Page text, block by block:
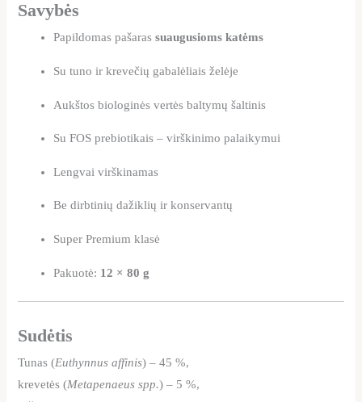
Savybės
Papildomas pašarassuaugusioms katėms
Su tuno ir krevečių gabalėliais želėje
Aukštos biologinės vertės baltymų šaltinis
Su FOS prebiotikais – virškinimo palaikymui
Lengvai virškinamas
Be dirbtinių dažiklių ir konservantų
Super Premium klasė
Pakuotė: 12 × 80 g
Sudėtis
Tunas (Euthynnus affinis) – 45 %,
krevetės (Metapenaeus spp.) – 5 %,